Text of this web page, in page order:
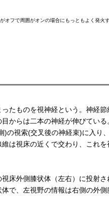
オフで周囲がオンの場合にもっともよく発火
たものを視神経という。神経
からは二本の神経が伸びてい
)の視索(交叉後の神経束)に入り
は視床の近くで交わり、これ
床外側膝状体（左右）に投射
で、左視野の情報は右側の外